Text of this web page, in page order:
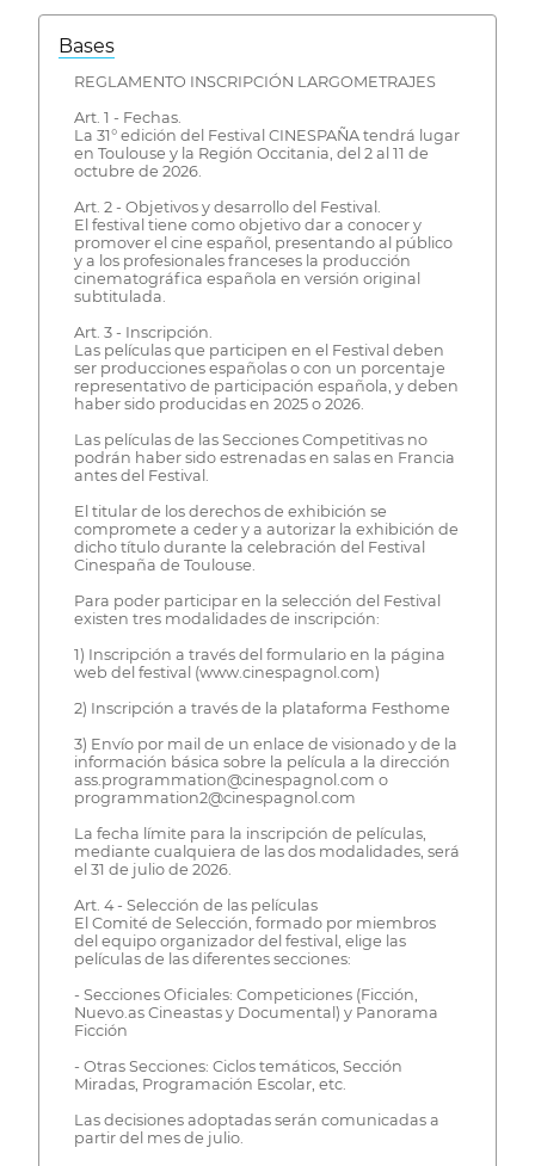
Bases
REGLAMENTO INSCRIPCIÓN LARGOMETRAJES
Art. 1 - Fechas.
La 31° edición del Festival CINESPAÑA tendrá lugar
en Toulouse y la Región Occitania, del 2 al 11 de
octubre de 2026.
Art. 2 - Objetivos y desarrollo del Festival.
El festival tiene como objetivo dar a conocer y
promover el cine español, presentando al público
y a los profesionales franceses la producción
cinematográfica española en versión original
subtitulada.
Art. 3 - Inscripción.
Las películas que participen en el Festival deben
ser producciones españolas o con un porcentaje
representativo de participación española, y deben
haber sido producidas en 2025 o 2026.
Las películas de las Secciones Competitivas no
podrán haber sido estrenadas en salas en Francia
antes del Festival.
El titular de los derechos de exhibición se
compromete a ceder y a autorizar la exhibición de
dicho título durante la celebración del Festival
Cinespaña de Toulouse.
Para poder participar en la selección del Festival
existen tres modalidades de inscripción:
1) Inscripción a través del formulario en la página
web del festival (www.cinespagnol.com)
2) Inscripción a través de la plataforma Festhome
3) Envío por mail de un enlace de visionado y de la
información básica sobre la película a la dirección
ass.programmation@cinespagnol.com o
programmation2@cinespagnol.com
La fecha límite para la inscripción de películas,
mediante cualquiera de las dos modalidades, será
el 31 de julio de 2026.
Art. 4 - Selección de las películas
El Comité de Selección, formado por miembros
del equipo organizador del festival, elige las
películas de las diferentes secciones:
- Secciones Oficiales: Competiciones (Ficción,
Nuevo.as Cineastas y Documental) y Panorama
Ficción
- Otras Secciones: Ciclos temáticos, Sección
Miradas, Programación Escolar, etc.
Las decisiones adoptadas serán comunicadas a
partir del mes de julio.